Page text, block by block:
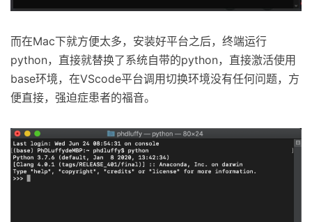
而在Mac下就方便太多，安装好平台之后，终端运行
python，直接就替换了系统自带的python，直接激活使用
base环境，在VScode平台调用切换环境没有任何问题，方
便直接，强迫症患者的福音。